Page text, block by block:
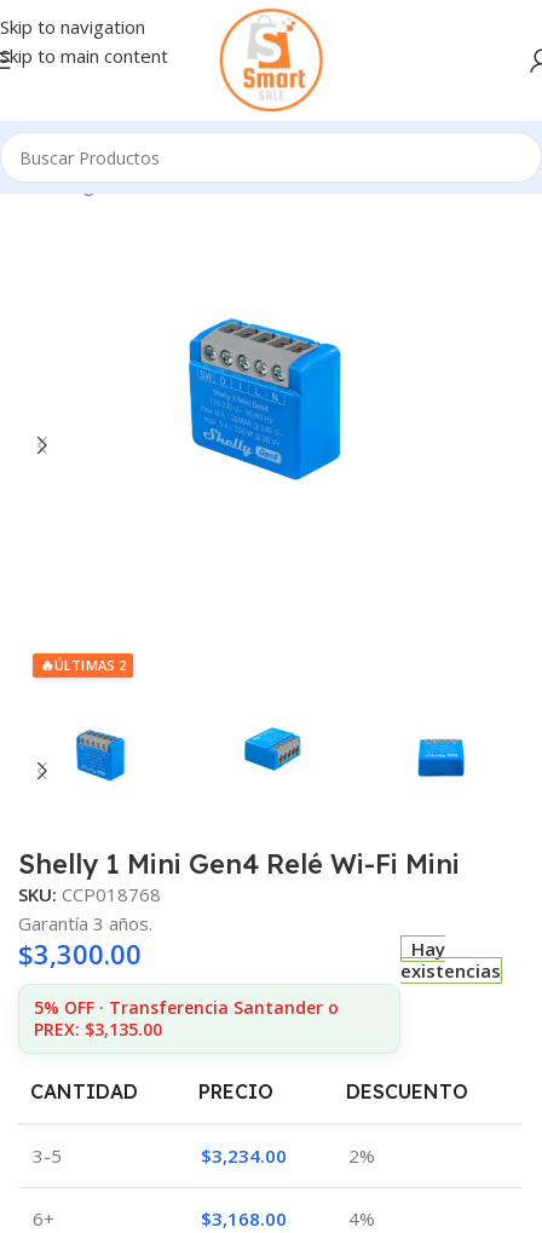
Skip to navigation
Skip to main content
Inicio/Ingresando
🔥ÚLTIMAS 2
Shelly 1 Mini Gen4 Relé Wi-Fi Mini
SKU: CCP018768
Garantía 3 años.
$3,300.00
5% OFF · Transferencia Santander o
PREX: $3,135.00
Hay
existencias
CANTIDAD PRECIO DESCUENTO
3-5 $3,234.00 2%
6+ $3,168.00
4%